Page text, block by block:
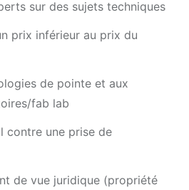
sur des sujets techniques
prix inférieur au prix du
de pointe et aux
fab lab
contre une prise de
de vue juridique (propriété